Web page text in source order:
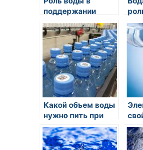
поддержании
здоровья сердца и
сосудов
Какой объем воды
нужно пить при
беременности?
ее